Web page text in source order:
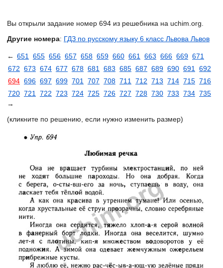
Вы открыли задание номер 694 из решебника на uchim.org.
Другие номера: ГДЗ по русскому языку 6 класс Львова Львов
← 651 655 656 657 658 659 660 661 663 666 669 671
672 673 674 677 678 681 683 685 687 689 690 691
692
694 696 697 699 701 707 708 711 712 713 714 715 716
720 721 722 723 724 725 726 727 728 730 733 734 735
→
(кликните по решению, если нужно изменить размер)